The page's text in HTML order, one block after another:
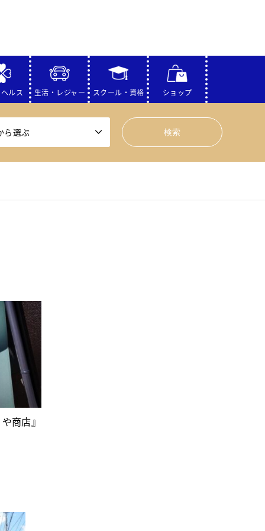
ルス 生活・レジャー スクール・資格 ショップ
ら選ぶ
商店』